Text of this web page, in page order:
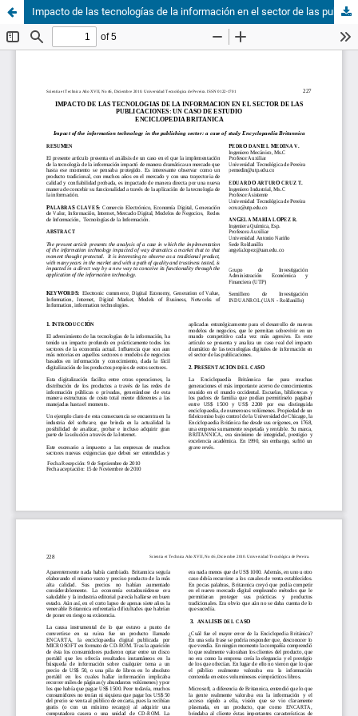
Impacto de las tecnologías de la información en el sector de las publicaciones: un caso de estudio enciclopedia británica